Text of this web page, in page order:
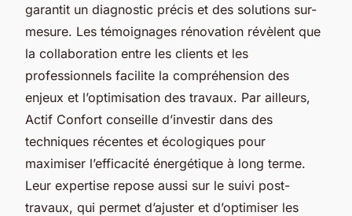
garantit un diagnostic précis et des solutions sur-
mesure. Les témoignages rénovation révèlent que
la collaboration entre les clients et les
professionnels facilite la compréhension des
enjeux et l’optimisation des travaux. Par ailleurs,
Actif Confort conseille d’investir dans des
techniques récentes et écologiques pour
maximiser l’efficacité énergétique à long terme.
Leur expertise repose aussi sur le suivi post-
travaux, qui permet d’ajuster et d’optimiser les